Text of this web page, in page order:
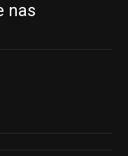
nas